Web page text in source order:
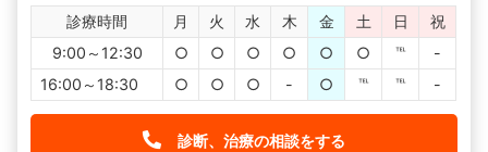
診療時間 月 火 水 木 金 土 日
祝
9:00～12:30
○ ○ ○ ○ ○ ○ ℡
-
16:00～18:30
○ ○ ○ - ○ ℡ ℡ -
診断、治療の相談をする